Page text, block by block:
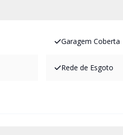
Garagem Coberta
Rede de Esgoto